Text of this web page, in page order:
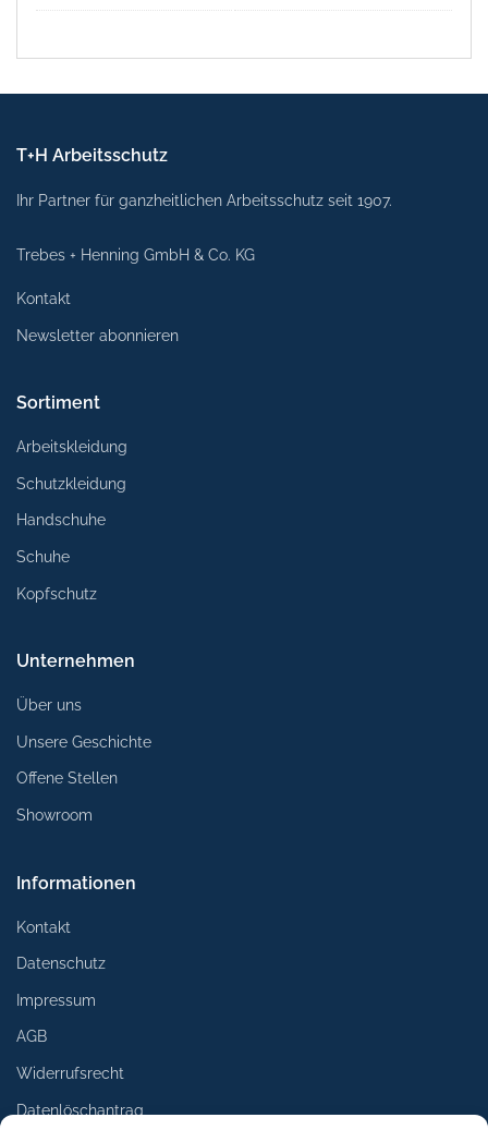
T+H Arbeitsschutz
Ihr Partner für ganzheitlichen Arbeitsschutz seit 1907.
Trebes + Henning GmbH & Co. KG
Kontakt
Newsletter abonnieren
Sortiment
Arbeitskleidung
Schutzkleidung
Handschuhe
Schuhe
Kopfschutz
Unternehmen
Über uns
Unsere Geschichte
Offene Stellen
Showroom
Informationen
Kontakt
Datenschutz
Impressum
AGB
Widerrufsrecht
Datenlöschantrag